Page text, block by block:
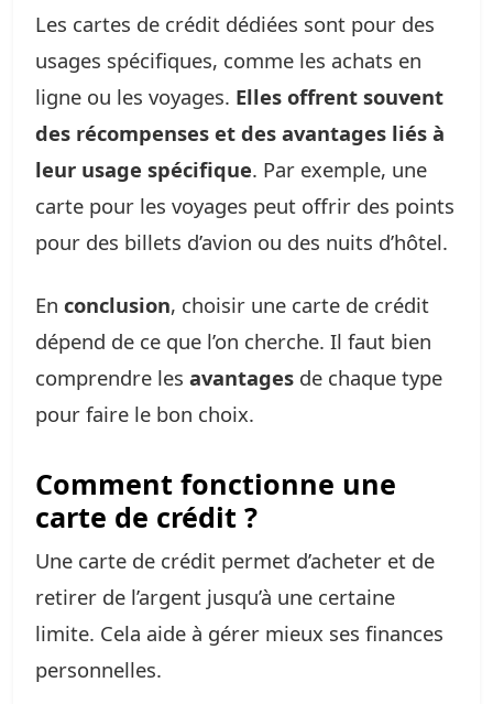
Les cartes de crédit dédiées sont pour des
usages spécifiques, comme les achats en
ligne ou les voyages. Elles offrent souvent
des récompenses et des avantages liés à
leur usage spécifique. Par exemple, une
carte pour les voyages peut offrir des points
pour des billets d’avion ou des nuits d’hôtel.
En conclusion, choisir une carte de crédit
dépend de ce que l’on cherche. Il faut bien
comprendre les avantages de chaque type
pour faire le bon choix.
Comment fonctionne une
carte de crédit ?
Une carte de crédit permet d’acheter et de
retirer de l’argent jusqu’à une certaine
limite. Cela aide à gérer mieux ses finances
personnelles.